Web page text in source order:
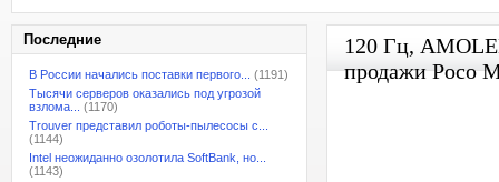
Последние
В России начались поставки первого...
(1191)
Тысячи серверов оказались под угрозой
взлома...
(1170)
Trouver представил роботы-пылесосы с...
(1144)
Intel неожиданно озолотила SoftBank, но...
(1143)
120 Гц,
продажи Poco